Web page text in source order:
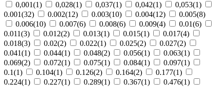
0,001(1) 0,028(1) 0,037(1) 0,042(1)
0,053(1)
0.001(32)
0.002(12) 0.003(10) 0.004(12)
0.005(8)
0.006(10)
0.007(6) 0.008(6) 0.009(4)
0.01(6)
0.011(3)
0.012(2) 0.013(1) 0.015(1)
0.017(4)
0.018(3)
0.02(2) 0.022(1) 0.025(2)
0.027(2)
0.041(1)
0.044(1) 0.048(2) 0.056(1)
0.063(1)
0.069(2)
0.072(1) 0.075(1) 0.084(1)
0.097(1)
0.1(1)
0.104(1) 0.126(2) 0.164(2)
0.177(1)
0.224(1)
0.227(1) 0.289(1) 0.367(1)
0.476(1)